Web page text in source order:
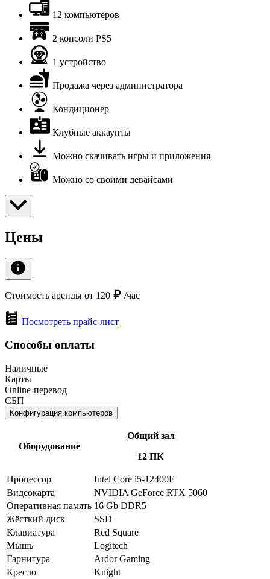
12 компьютеров
2 консоли PS5
1 устройство
Продажа через администратора
Кондиционер
Клубные аккаунты
Можно скачивать игры и приложения
Можно со своими девайсами
Цены
Стоимость аренды от 120 /час
Посмотреть прайс-лист
Способы оплаты
Наличные
Карты
Online-перевод
СБП
Конфигурация компьютеров
Оборудование
Общий зал
12 ПК
Процессор
Intel Core i5-12400F
Видеокарта
NVIDIA GeForce RTX 5060
Оперативная память 16 Gb DDR5
Жёсткий диск
SSD
Клавиатура
Red Square
Мышь
Logitech
Гарнитура
Ardor Gaming
Кресло
Knight